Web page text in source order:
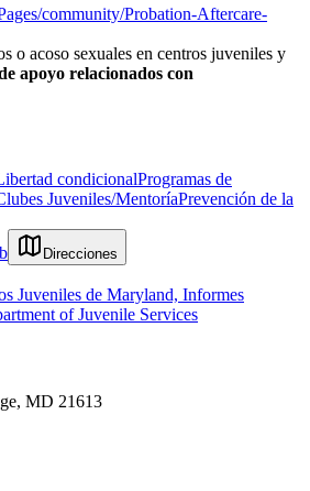
community/Probation-Aftercare-
o acoso sexuales en centros juveniles y
apoyo relacionados con
condicionalProgramas de
Juveniles/MentoríaPrevención de la
Direcciones
Juveniles de Maryland, Informes
of Juvenile Services
MD 21613